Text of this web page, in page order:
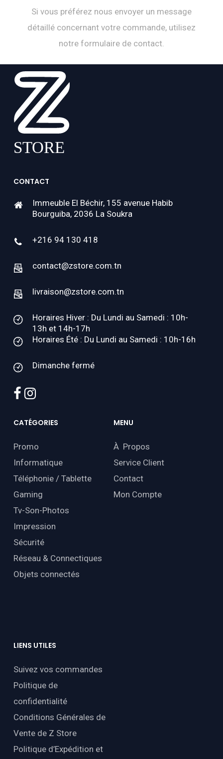
Si vous préférez nous envoyer un message
détaillé concernant votre commande, utilisez
notre formulaire de contact.
CONTACT
Immeuble El Béchir, 155 avenue Habib
Bourguiba, 2036 La Soukra
+216 94 130 418
contact@zstore.com.tn
livraison@zstore.com.tn
Horaires Hiver : Du Lundi au Samedi : 10h-
13h et 14h-17h
Horaires Été : Du Lundi au Samedi : 10h-16h
Dimanche fermé
facebook
instagram
CATÉGORIES
Promo
Informatique
Téléphonie / Tablette
Gaming
Tv-Son-Photos
Impression
Sécurité
Réseau & Connectiques
Objets connectés
MENU
À Propos
Service Client
Contact
Mon Compte
LIENS UTILES
Suivez vos commandes
Politique de
confidentialité
Conditions Générales de
Vente de Z Store
Politique d’Expédition et